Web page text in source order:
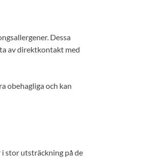
Dessa
av direktkontakt med
obehagliga och kan
stor utsträckning på de